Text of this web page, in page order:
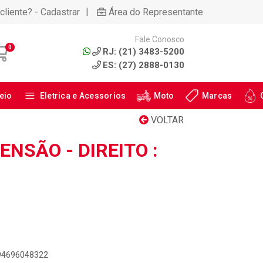
- Cadastrar | Área do Representante
0
Fale Conosco
RJ: (21) 3483-5200
ES: (27) 2888-0130
Eletrica e Acessorios Moto Marcas
VOLTAR
- DIREITO :